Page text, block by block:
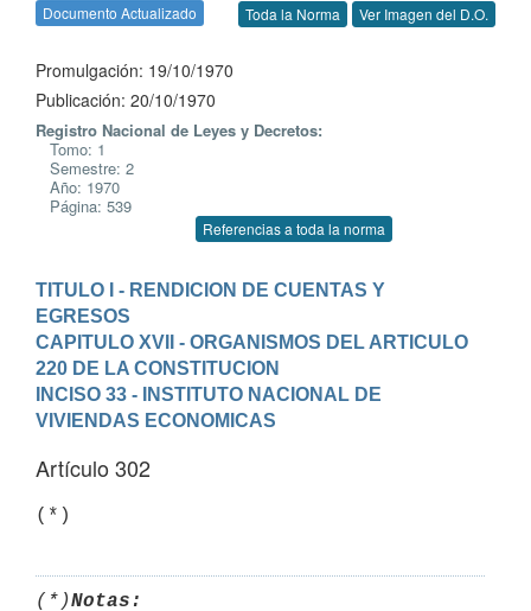
Documento Actualizado Toda la Norma Ver Imagen del D.O.
Promulgación: 19/10/1970
Publicación: 20/10/1970
Registro Nacional de Leyes y Decretos:
Tomo: 1
Semestre: 2
Año: 1970
Página: 539
Referencias a toda la norma
TITULO I - RENDICION DE CUENTAS Y
EGRESOS
CAPITULO XVII - ORGANISMOS DEL ARTICULO
220 DE LA CONSTITUCION
INCISO 33 - INSTITUTO NACIONAL DE
VIVIENDAS ECONOMICAS
Artículo 302
(*)
(*)Notas: